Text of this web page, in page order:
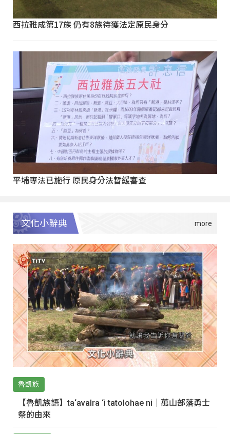
西拉雅成第17族 仍有8族待獲法定原民身分
平埔專法已施行 原民身分法暫緩審查
文化小辭典
魯凱族
【魯凱族語】ta‘avalra ‘i tatolohae ni｜萬山部落勇士
祭的由來